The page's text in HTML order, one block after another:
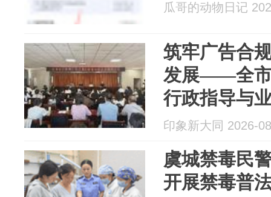
瓜哥的动物日记
筑牢广告合
发展——全市
行政指导与
印象新大同 2026-
虞城禁毒民
开展禁毒普